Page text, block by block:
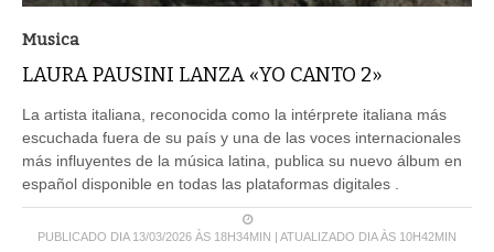
Musica
LAURA PAUSINI LANZA «YO CANTO 2»
La artista italiana, reconocida como la intérprete italiana más
escuchada fuera de su país y una de las voces internacionales
más influyentes de la música latina, publica su nuevo álbum en
español disponible en todas las plataformas digitales .
PUBLICADO DIA 13/03/2026 ÀS 18H34MIN | ATUALIZADO DIA ÀS 10H42MIN